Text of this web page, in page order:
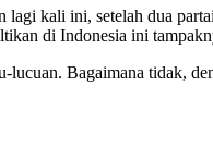
lagi kali ini, setelah dua
di Indonesia ini
lucuan. Bagaimana tidak,